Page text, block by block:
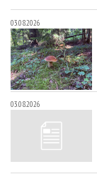
03.08.2026
03.08.2026